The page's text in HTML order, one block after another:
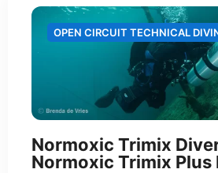
OPEN CIRCUIT TECHNICAL
Normoxic Trimix
Normoxic Trimix Plus